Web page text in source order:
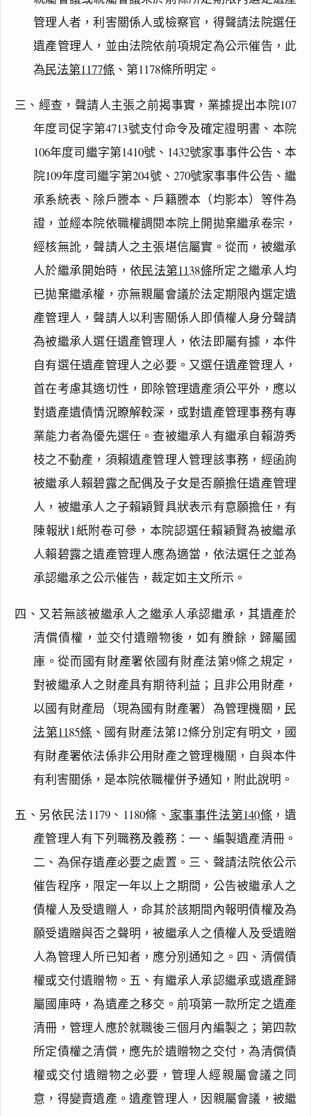
管理人者，利害關係人或檢察官，得聲請法院選任
遺產管理人，並由法院依前項規定為公示催告，此
為民法第1177條 、第1178條所明定。
三、經查，聲請人主張之前揭事實，業據提出本院107
年度司促字第4713號支付命令及確定證明書、本院
106年度司繼字第1410號、1432號家事事件公告、本
院109年度司繼字第204號、270號家事事件公告、繼
承系統表、除戶謄本、戶籍謄本（均影本）等件為
證，並經本院依職權調閱本院上開拋棄繼承卷宗，
經核無訛，聲請人之主張堪信屬實。從而，被繼承
人於繼承開始時，依民法第1138條所定之繼承人均
已拋棄繼承權，亦無親屬會議於法定期限內選定遺
產管理人，聲請人以利害關係人即債權人身分聲請
為被繼承人選任遺產管理人，依法即屬有據，本件
自有選任遺產管理人之必要。又選任遺產管理人，
首在考慮其適切性，即除管理遺產須公平外，應以
對遺產遺債情況瞭解較深，或對遺產管理事務有專
業能力者為優先選任。查被繼承人有繼承自賴游秀
枝之不動產，須賴遺產管理人管理該事務，經函詢
被繼承人賴碧露之配偶及子女是否願擔任遺產管理
人，被繼承人之子賴穎賢具狀表示有意願擔任，有
陳報狀1紙附卷可參，本院認選任賴穎賢為被繼承
人賴碧露之遺產管理人應為適當，依法選任之並為
承認繼承之公示催告，裁定如主文所示。
四、又若無該被繼承人之繼承人承認繼承，其遺產於
清償債權，並交付遺贈物後，如有賸餘，歸屬國
庫。從而國有財產署依國有財產法第9條之規定，
對被繼承人之財產具有期待利益；且非公用財產，
以國有財產局（現為國有財產署）為管理機關， 民
法第1185條 、國有財產法第12條分別定有明文，國
有財產署依法係非公用財產之管理機關，自與本件
有利害關係，是本院依職權併予通知，附此說明。
五、另依民法1179、1180條、 家事事件法第140條 ，遺
產管理人有下列職務及義務：一、編製遺產清冊。
二、為保存遺產必要之處置。三、聲請法院依公示
催告程序，限定一年以上之期間，公告被繼承人之
債權人及受遺贈人，命其於該期間內報明債權及為
願受遺贈與否之聲明，被繼承人之債權人及受遺贈
人為管理人所已知者，應分別通知之。四、清償債
權或交付遺贈物。五、有繼承人承認繼承或遺產歸
屬國庫時，為遺產之移交。前項第一款所定之遺產
清冊，管理人應於就職後三個月內編製之；第四款
所定債權之清償，應先於遺贈物之交付，為清償債
權或交付遺贈物之必要，管理人經親屬會議之同
意，得變賣遺產。遺產管理人，因親屬會議，被繼